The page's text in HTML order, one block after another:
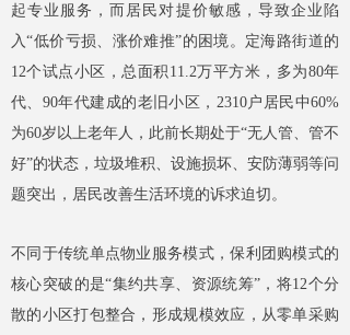
起专业服务，而居民对提价敏感，导致企业陷
入“低价亏损、涨价难推”的困境。定海路街道的
12个试点小区，总面积11.2万平方米，多为80年
代、90年代建成的老旧小区，2310户居民中60%
为60岁以上老年人，此前长期处于“无人管、管不
好”的状态，垃圾堆积、设施损坏、安防薄弱等问
题突出，居民改善生活环境的诉求迫切。
不同于传统单点物业服务模式，保利团购模式的
核心突破的是“集约共享、资源统筹”，将12个分
散的小区打包整合，形成规模效应，从零单采购